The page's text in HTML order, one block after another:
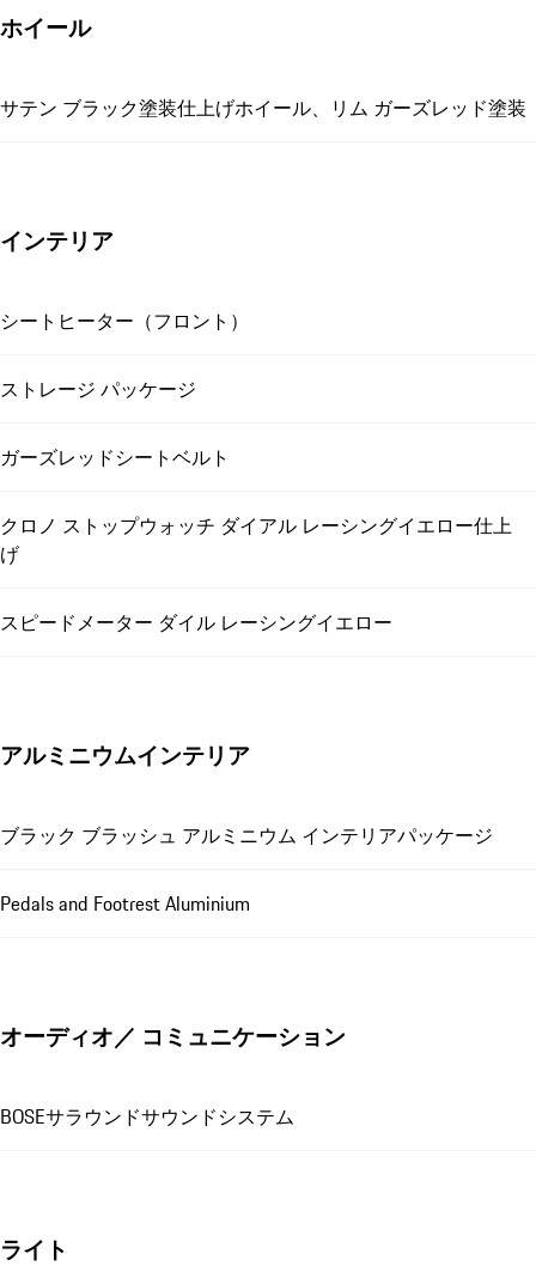
ホイール
サテン ブラック塗装仕上げホイール、リム ガーズレッド塗装
インテリア
シートヒーター（フロント）
ストレージ パッケージ
ガーズレッドシートベルト
クロノ ストップウォッチ ダイアル レーシングイエロー仕上
げ
スピードメーター ダイル レーシングイエロー
アルミニウムインテリア
ブラック ブラッシュ アルミニウム インテリアパッケージ
Pedals and Footrest Aluminium
オーディオ／ コミュニケーション
BOSEサラウンドサウンドシステム
ライト